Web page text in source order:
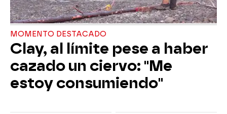
MOMENTO DESTACADO
Clay, al límite pese a haber
cazado un ciervo: "Me
estoy consumiendo"